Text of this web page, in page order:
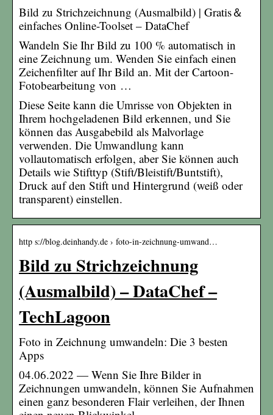
Bild zu Strichzeichnung (Ausmalbild) | Gratis＆
einfaches Online-Toolset – DataChef
Wandeln Sie Ihr Bild zu 100 % automatisch in
eine Zeichnung um. Wenden Sie einfach einen
Zeichenfilter auf Ihr Bild an. Mit der Cartoon-
Fotobearbeitung von …
Diese Seite kann die Umrisse von Objekten in
Ihrem hochgeladenen Bild erkennen, und Sie
können das Ausgabebild als Malvorlage
verwenden. Die Umwandlung kann
vollautomatisch erfolgen, aber Sie können auch
Details wie Stifttyp (Stift/Bleistift/Buntstift),
Druck auf den Stift und Hintergrund (weiß oder
transparent) einstellen.
http s://blog.deinhandy.de › foto-in-zeichnung-umwand…
Bild zu Strichzeichnung
(Ausmalbild) – DataChef –
TechLagoon
Foto in Zeichnung umwandeln: Die 3 besten
Apps
04.06.2022 — Wenn Sie Ihre Bilder in
Zeichnungen umwandeln, können Sie Aufnahmen
einen ganz besonderen Flair verleihen, der Ihnen